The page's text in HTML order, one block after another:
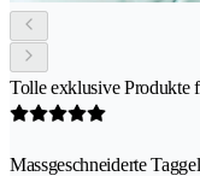
Tolle exklusive Produkte
Massgeschneiderte